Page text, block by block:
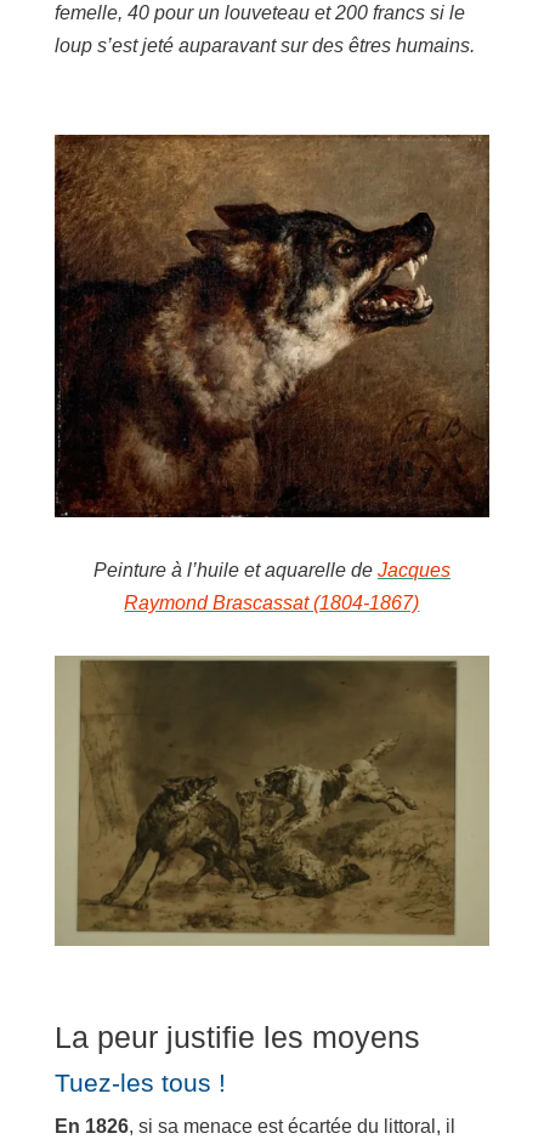
femelle, 40 pour un louveteau et 200 francs si le
loup s’est jeté auparavant sur des êtres humains.
Peinture à l’huile et aquarelle de Jacques
Raymond Brascassat (1804-1867)
La peur justifie les moyens
Tuez-les tous !
En 1826, si sa menace est écartée du littoral, il